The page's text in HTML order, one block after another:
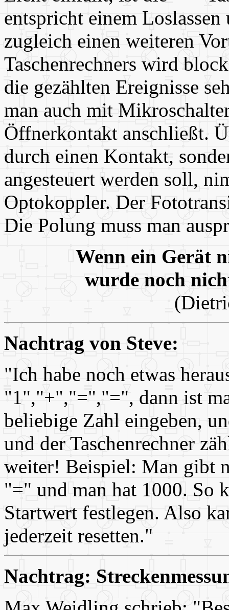
entspricht einem
zugleich einen weiteren
Taschenrechners wird
die gezählten Ereignisse
man auch mit
Öffnerkontakt anschließt.
durch einen Kontakt,
angesteuert werden soll,
Optokoppler. Der
Die Polung muss man
Wenn ein Gerät
wurde noch
Nachtrag von Steve:
"Ich habe noch etwas
"1","+","=","=", dann ist
beliebige Zahl eingeben,
und der Taschenrechner
weiter! Beispiel: Man gibt
"=" und man hat 1000. So
Startwert festlegen. Also
jederzeit resetten."
Nachtrag: